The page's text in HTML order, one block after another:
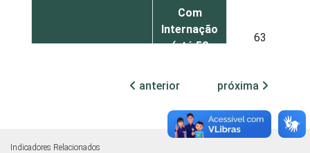
Com
Internação
(até 50
63
Internação
(mais de
26
anterior próxima
Indicadores Relacionados